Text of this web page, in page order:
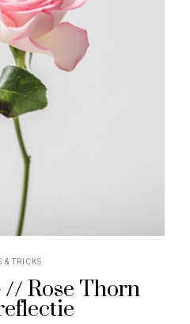
& TRICKS
Rose Thorn